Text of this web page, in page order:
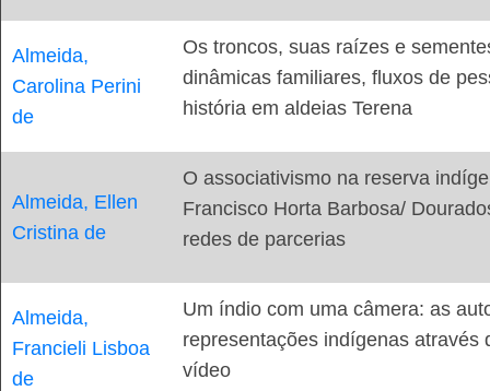
Almeida,
Carolina Perini
de
Os troncos, suas raízes e
dinâmicas familiares, fluxos de
história em aldeias Terena
Almeida, Ellen
Cristina de
O associativismo na reserva
Francisco Horta Barbosa/
redes de parcerias
Almeida,
Francieli Lisboa
de
Um índio com uma câmera: as
representações indígenas através
vídeo